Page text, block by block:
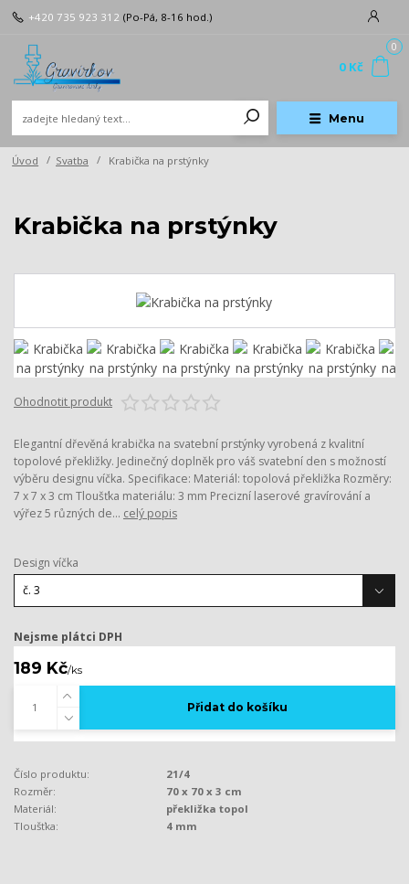
Menu
+420 735 923 312 (Po-Pá, 8-16 hod.)
0
0 Kč
Úvod Svatba Krabička na prstýnky
Krabička na prstýnky
Ohodnotit produkt
Elegantní dřevěná krabička na svatební prstýnky vyrobená z kvalitní
topolové překližky. Jedinečný doplněk pro váš svatební den s možností
výběru designu víčka. Specifikace: Materiál: topolová překližka Rozměry:
7 x 7 x 3 cm Tloušťka materiálu: 3 mm Precizní laserové gravírování a
výřez 5 různých de... celý popis
Design víčka
Nejsme plátci DPH
189 Kč/ks
Přidat do košíku
Číslo produktu:
21/4
Rozměr:
70 x 70 x 3 cm
Materiál:
překližka topol
Tloušťka:
4 mm